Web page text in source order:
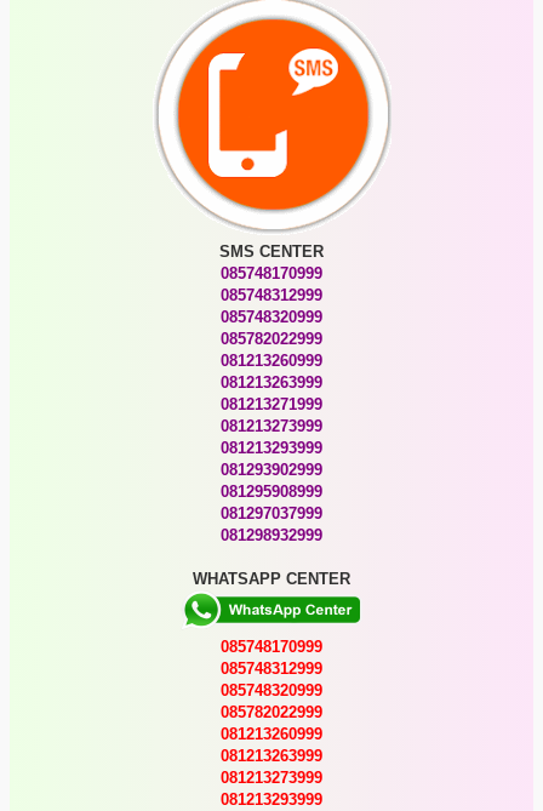
SMS CENTER
085748170999
085748312999
085748320999
085782022999
081213260999
081213263999
081213271999
081213273999
081213293999
081293902999
081295908999
081297037999
081298932999
WHATSAPP CENTER
085748170999
085748312999
085748320999
085782022999
081213260999
081213263999
081213273999
081213293999